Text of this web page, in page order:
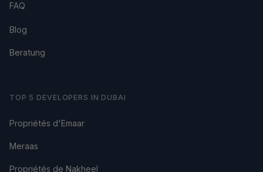
FAQ
Blog
Beratung
TOP 5 DEVELOPERS IN DUBAI
Propriétés d'Emaar
Meraas
Propriétés de Nakheel